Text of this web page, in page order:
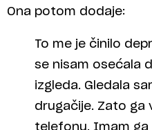
Ona potom dodaje:
To me je činilo
se nisam osećala
izgleda. Gledala
drugačije. Zato ga
telefonu. Imam ga